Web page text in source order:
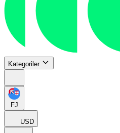
Kategoriler
FJ
USD